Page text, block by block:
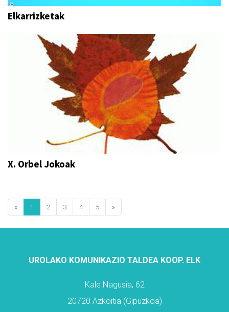
Elkarrizketak
X. Orbel Jokoak
« 1 2 3 4 5 »
UROLAKO KOMUNIKAZIO TALDEA KOOP. ELK
Kale Nagusia, 62
20720 Azkoitia (Gipuzkoa)